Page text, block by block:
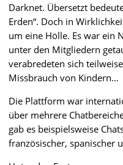
Darknet. Übersetzt
Erden“. Doch in
um eine Hölle. Es war ein
unter den Mitgliedern
verabredeten sich
Missbrauch von Kindern…
Die Plattform war
über mehrere
gab es beispielsweise
französischer, spanischer